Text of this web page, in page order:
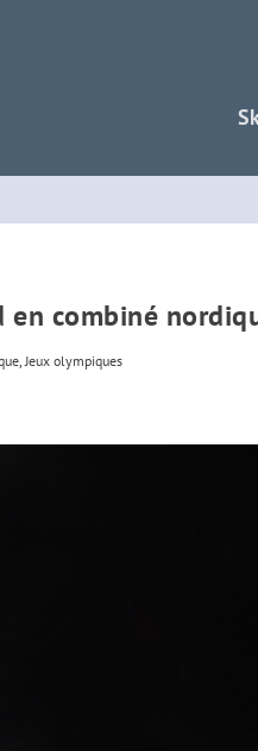
en combiné
Jeux olympiques